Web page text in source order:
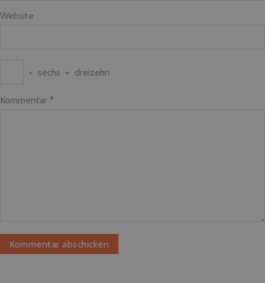
Website
+ sechs = dreizehn
Kommentar *